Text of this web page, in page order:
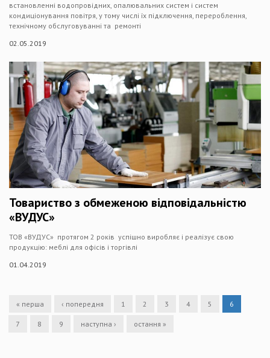
встановленні водопровідних, опалювальних систем і систем
кондиціонування повітря, у тому числі їх підключення, перероблення,
технічному обслуговуванні та ремонті
02.05.2019
Товариство з обмеженою відповідальністю
«ВУДУС»
ТОВ «ВУДУС» протягом 2 років успішно виробляє і реалізує свою
продукцію: меблі для офісів і торгівлі
01.04.2019
« перша ‹ попередня 1 2 3 4 5 6
7 8 9 наступна › остання »